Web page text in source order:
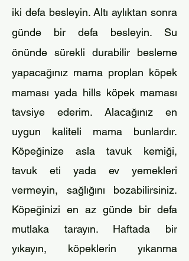
iki defa besleyin. Altı aylıktan sonra
günde bir defa besleyin. Su
önünde sürekli durabilir besleme
yapacağınız mama proplan köpek
maması yada hills köpek maması
tavsiye ederim. Alacağınız en
uygun kaliteli mama bunlardır.
Köpeğinize asla tavuk kemiği,
tavuk eti yada ev yemekleri
vermeyin, sağlığını bozabilirsiniz.
Köpeğinizi en az günde bir defa
mutlaka tarayın. Haftada bir
yıkayın, köpeklerin yıkanma